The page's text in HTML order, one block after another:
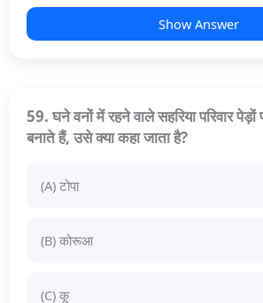
Show Answer
59. घने वनों में रहने वाले सहरिया परिवार
बनाते हैं, उसे क्या कहा जाता है?
(A) टोपा
(B) कोरूआ
(C) कू